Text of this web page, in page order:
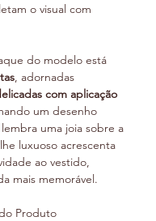
o visual com
do modelo está
, adornadas
com aplicação
um desenho
uma joia sobre a
luxuoso acrescenta
ao vestido,
mais memorável.
Produto